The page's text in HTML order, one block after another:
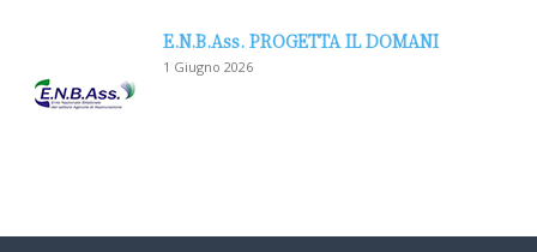
E.N.B.Ass. PROGETTA IL DOMANI
1 Giugno 2026